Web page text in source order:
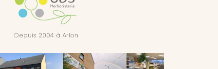
Depuis 2004 à Arlon